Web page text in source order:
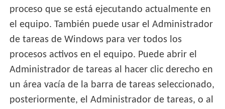
proceso que se está ejecutando actualmente en
el equipo. También puede usar el Administrador
de tareas de Windows para ver todos los
procesos activos en el equipo. Puede abrir el
Administrador de tareas al hacer clic derecho en
un área vacía de la barra de tareas seleccionado,
posteriormente, el Administrador de tareas, o al